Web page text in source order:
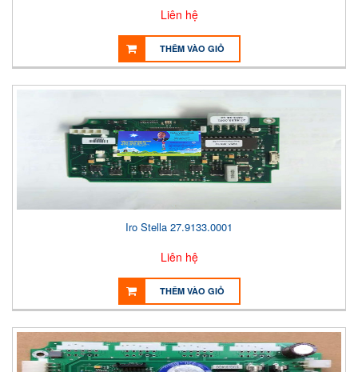
Liên hệ
THÊM VÀO GIỎ
Iro Stella 27.9133.0001
Liên hệ
THÊM VÀO GIỎ